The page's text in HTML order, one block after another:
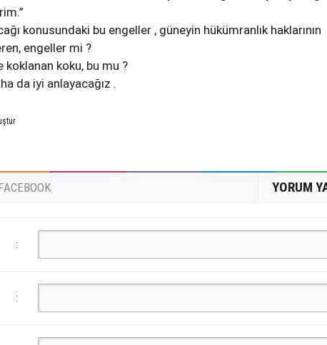
konusundaki bu engeller , güneyin hükümranlık haklarının
engeller mi ?
koklanan koku, bu mu ?
da iyi anlayacağız .
YORUM
:
: